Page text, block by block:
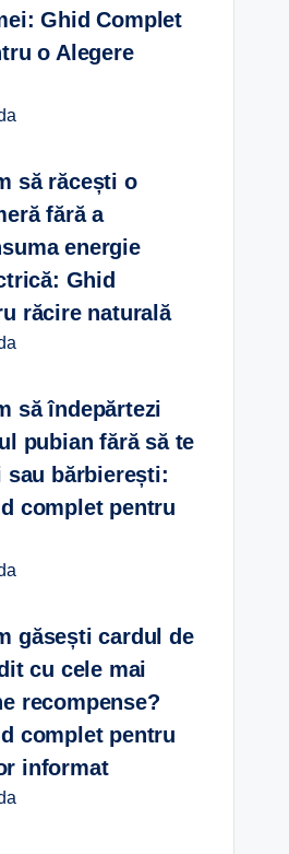
Ghid Complet
o Alegere
să răcești o
fără a
energie
Ghid
răcire naturală
să îndepărtezi
pubian fără să te
sau bărbierești:
complet pentru
găsești cardul de
cu cele mai
recompense?
complet pentru
informat